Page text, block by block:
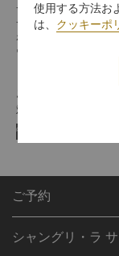
チェックイン：15時
チェックアウト：12時
ホライゾンクラブにご
ウトをご利用いただる
お支払い方法
対象プラットフォーム
ご予約
ご予約の検索
シャングリ・ラ
使用する方法お
は、 クッキーポ